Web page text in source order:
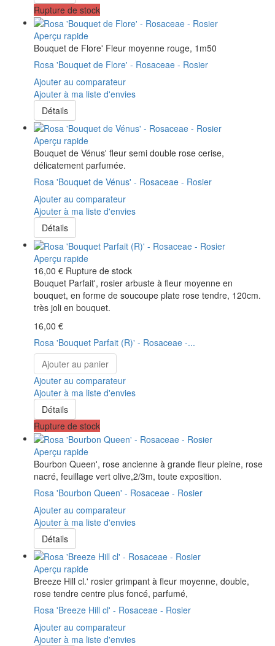
Rupture de stock
Aperçu rapide
Bouquet de Flore' Fleur moyenne rouge, 1m50
Rosa 'Bouquet de Flore' - Rosaceae - Rosier
Ajouter au comparateur
Ajouter à ma liste d'envies
Détails
Aperçu rapide
Bouquet de Vénus' fleur semi double rose cerise,
délicatement parfumée.
Rosa 'Bouquet de Vénus' - Rosaceae - Rosier
Ajouter au comparateur
Ajouter à ma liste d'envies
Détails
Aperçu rapide
16,00 € Rupture de stock
Bouquet Parfait', rosier arbuste à fleur moyenne en
bouquet, en forme de soucoupe plate rose tendre, 120cm.
très joli en bouquet.
16,00 €
Rosa 'Bouquet Parfait (R)' - Rosaceae -...
Ajouter au panier
Ajouter au comparateur
Ajouter à ma liste d'envies
Détails
Rupture de stock
Aperçu rapide
Bourbon Queen', rose ancienne à grande fleur pleine, rose
nacré, feuillage vert olive,2/3m, toute exposition.
Rosa 'Bourbon Queen' - Rosaceae - Rosier
Ajouter au comparateur
Ajouter à ma liste d'envies
Détails
Aperçu rapide
Breeze Hill cl.' rosier grimpant à fleur moyenne, double,
rose tendre centre plus foncé, parfumé,
Rosa 'Breeze Hill cl' - Rosaceae - Rosier
Ajouter au comparateur
Ajouter à ma liste d'envies